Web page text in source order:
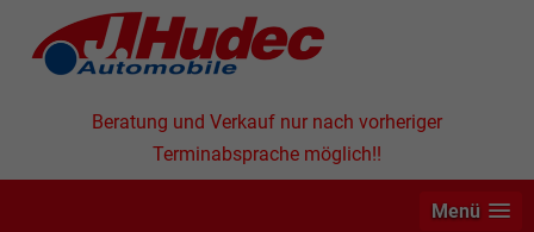
Beratung und Verkauf nur nach vorheriger
Terminabsprache möglich!!
Menü